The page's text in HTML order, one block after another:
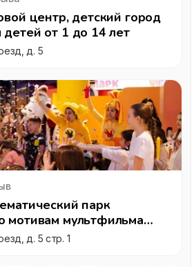
центр, детский город
от 1 до 14 лет
д. 5
парк
мотивам мультфильма
д. 5 стр. 1